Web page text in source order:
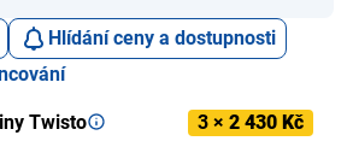
Hlídání ceny a dostupnosti
Twisto 3 × 2 430 Kč